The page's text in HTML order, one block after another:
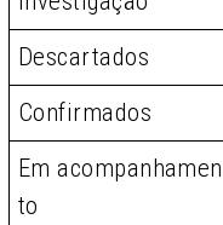
Descartados
Confirmados
Em acompanhamen
to